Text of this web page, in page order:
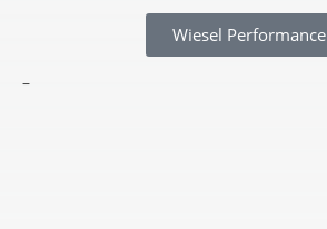
Wiesel Performance
–